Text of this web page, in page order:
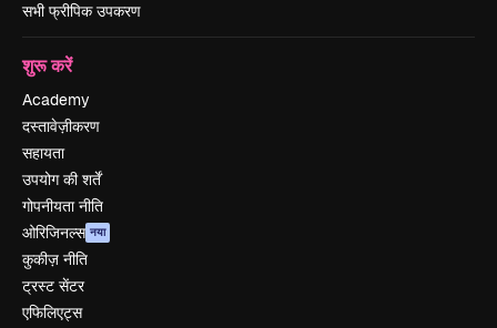
सभी फ्रीपिक उपकरण
शुरू करें
Academy
दस्तावेज़ीकरण
सहायता
उपयोग की शर्तें
गोपनीयता नीति
ओरिजिनल्स नया
कुकीज़ नीति
ट्रस्ट सेंटर
एफिलिएट्स